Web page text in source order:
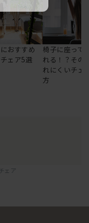
おすすめ
ェア5選
椅子に座って
れる！？その
れにくいチェ
方
ェア